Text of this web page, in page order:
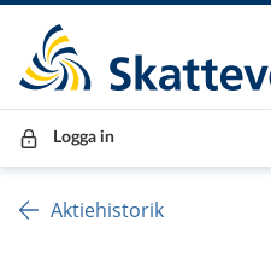
Till innehåll
Till navigationen
Till chattrobot
Logga in
Aktiehistorik